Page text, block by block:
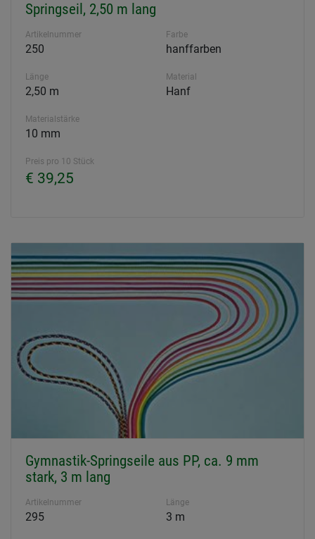
Springseil, 2,50 m lang
Artikelnummer
250
Farbe
hanffarben
Länge
2,50 m
Material
Hanf
Materialstärke
10 mm
Preis pro 10 Stück
€ 39,25
Gymnastik-Springseile aus PP, ca. 9 mm
stark, 3 m lang
Artikelnummer
295
Länge
3 m